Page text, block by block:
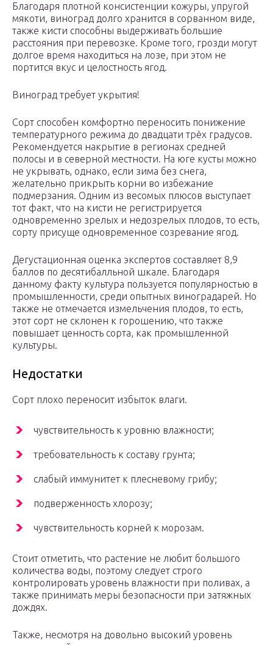
Благодаря плотной консистенции кожуры, упругой
мякоти, виноград долго хранится в сорванном виде,
также кисти способны выдерживать большие
расстояния при перевозке. Кроме того, грозди могут
долгое время находиться на лозе, при этом не
портится вкус и целостность ягод.
Виноград требует укрытия!
Сорт способен комфортно переносить понижение
температурного режима до двадцати трёх градусов.
Рекомендуется накрытие в регионах средней
полосы и в северной местности. На юге кусты можно
не укрывать, однако, если зима без снега,
желательно прикрыть корни во избежание
подмерзания. Одним из весомых плюсов выступает
тот факт, что на кисти не регистрируется
одновременно зрелых и недозрелых плодов, то есть,
сорту присуще одновременное созревание ягод.
Дегустационная оценка экспертов составляет 8,9
баллов по десятибалльной шкале. Благодаря
данному факту культура пользуется популярностью в
промышленности, среди опытных виноградарей. Но
также не отмечается измельчения плодов, то есть,
этот сорт не склонен к горошению, что также
повышает ценность сорта, как промышленной
культуры.
Недостатки
Сорт плохо переносит избыток влаги.
чувствительность к уровню влажности;
требовательность к составу грунта;
слабый иммунитет к плесневому грибу;
подверженность хлорозу;
чувствительность корней к морозам.
Стоит отметить, что растение не любит большого
количества воды, поэтому следует строго
контролировать уровень влажности при поливах, а
также принимать меры безопасности при затяжных
дождях.
Также, несмотря на довольно высокий уровень